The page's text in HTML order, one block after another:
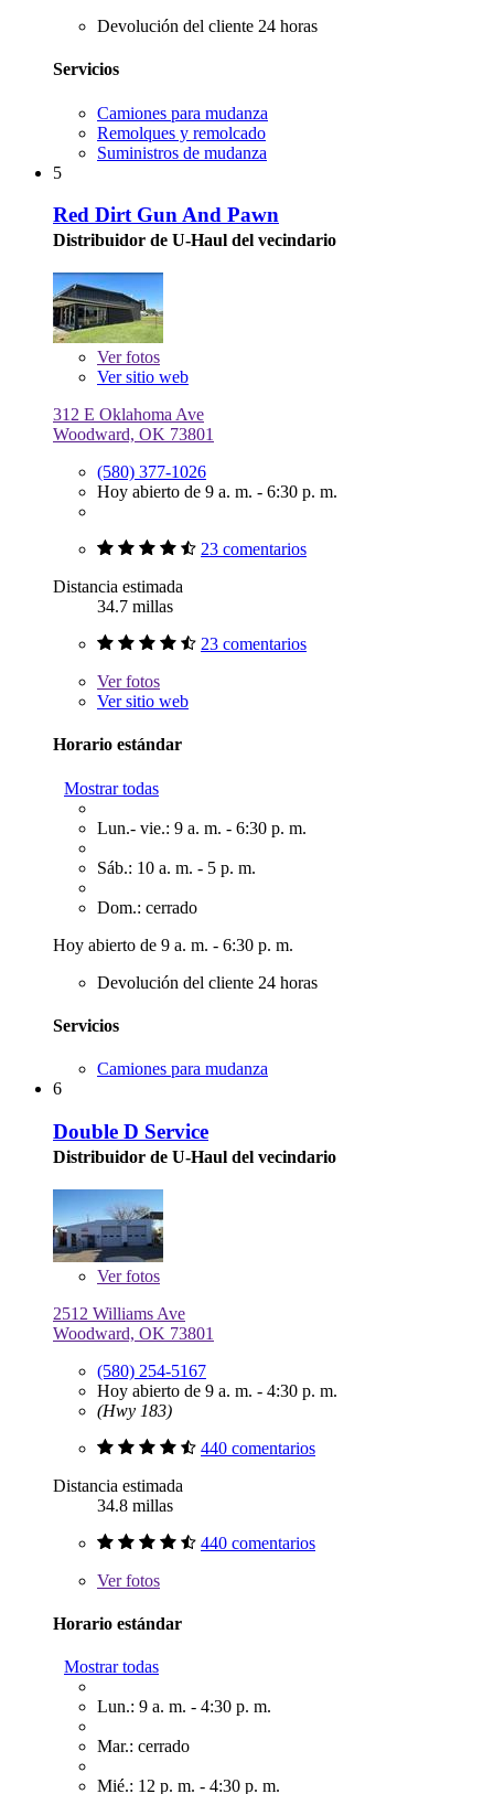
Devolución del cliente 24 horas
Servicios
Camiones para mudanza
Remolques y remolcado
Suministros de mudanza
5
Red Dirt Gun And Pawn
Distribuidor de U-Haul del vecindario
Verfotos
Ver sitio web
312 E Oklahoma Ave
Woodward, OK 73801
(580) 377-1026
Hoy abierto de 9 a. m. - 6:30 p. m.
23 comentarios
Distancia estimada
34.7 millas
23 comentarios
Verfotos
Ver sitio web
Horario estándar
Mostrar todas
Lun.- vie.: 9 a. m. - 6:30 p. m.
Sáb.: 10 a. m. - 5 p. m.
Dom.: cerrado
Hoy abierto de 9 a. m. - 6:30 p. m.
Devolución del cliente 24 horas
Servicios
Camiones para mudanza
6
Double D Service
Distribuidor de U-Haul del vecindario
Verfotos
2512 Williams Ave
Woodward, OK 73801
(580) 254-5167
Hoy abierto de 9 a. m. - 4:30 p. m.
(Hwy 183)
440 comentarios
Distancia estimada
34.8 millas
440 comentarios
Verfotos
Horario estándar
Mostrar todas
Lun.: 9 a. m. - 4:30 p. m.
Mar.: cerrado
Mié.: 12 p. m. - 4:30 p. m.